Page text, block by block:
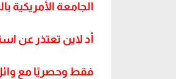
الجامعة الأمريكية
أد لاين تعتذر عن
فقط وحصريًا مع